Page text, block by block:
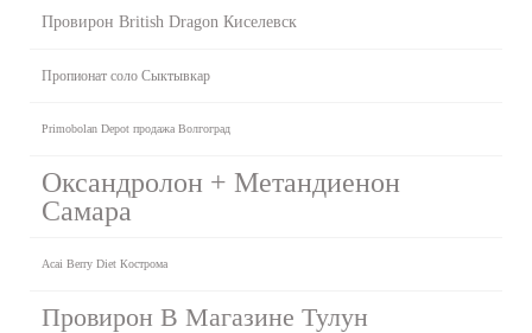
Провирон British Dragon Киселевск
Пропионат соло Сыктывкар
Primobolan Depot продажа Волгоград
Оксандролон + Метандиенон
Самара
Acai Berry Diet Кострома
Провирон В Магазине Тулун